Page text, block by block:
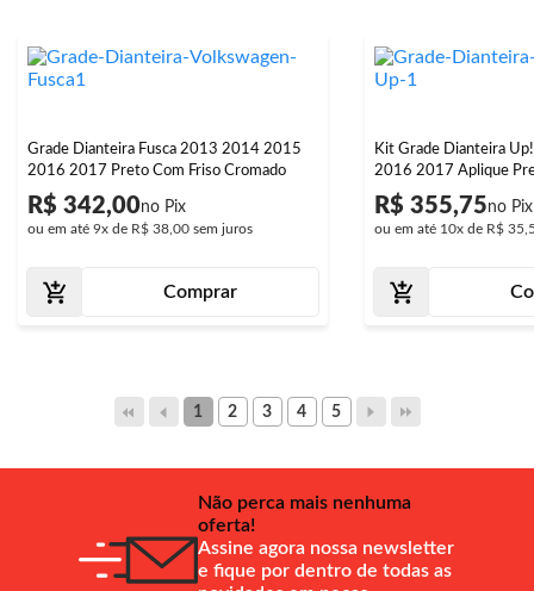
Grade Dianteira Fusca 2013 2014 2015
2016 2017 Preto Com Friso Cromado
R$ 342,00
ou em até 9x de R$ 38,00 sem juros
Comprar
Kit Grade Dianteira
2016 2017 Aplique
R$ 355,75
ou em até 10x de R$
1 2 3 4 5
Não perca mais nenhuma
oferta!
Assine agora nossa newsletter
e fique por dentro de todas as